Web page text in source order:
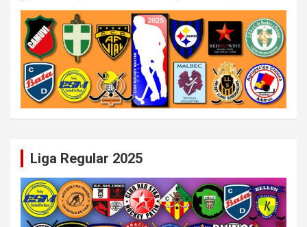
Liga Regular 2025